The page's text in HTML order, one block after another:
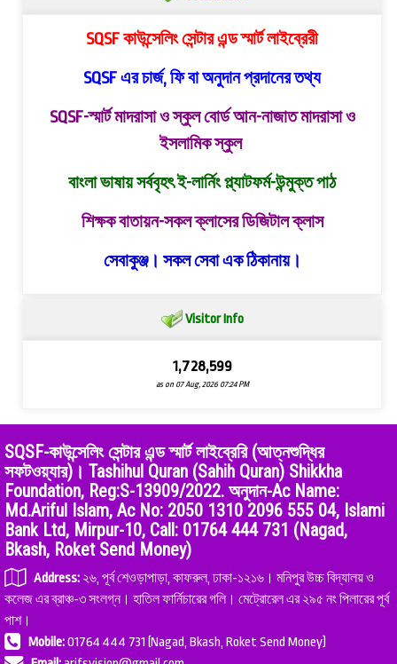
SQSF কাউন্সেলিং সেন্টার এন্ড স্মার্ট লাইব্রেরী
SQSF এর চার্জ, ফি বা অনুদান প্রদানের তথ্য
SQSF-স্মার্ট মাদরাসা ও স্কুল বোর্ড আন-নাজাত মাদরাসা ও
ইসলামিক স্কুল
বাংলা ভাষায় সর্ববৃহৎ ই-লার্নিং প্ল্যাটফর্ম-উন্মুক্ত পাঠ
শিক্ষক বাতায়ন-সকল ক্লাসের ডিজিটাল ক্লাস
সেবাকুঞ্জ। সকল সেবা এক ঠিকানায়।
Visitor Info
1,728,599
as on 07 Aug, 2026 07:24 PM
SQSF-কাউন্সেলিং সেন্টার এন্ড স্মার্ট লাইব্রেরি (আত্নশুদ্ধির
সফটওয়্যার)। Tashihul Quran (Sahih Quran) Shikkha
Foundation, Reg:S-13909/2022. অনুদান-Ac Name:
Md.Ariful Islam, Ac No: 2050 1310 2096 555 04, Islami
Bank Ltd, Mirpur-10, Call: 01764 444 731 (Nagad,
Bkash, Roket Send Money)
Address: ২৬, পূর্ব শেওড়াপাড়া, কাফরুল, ঢাকা-১২১৬। মনিপুর উচ্চ বিদ্যালয় ও
কলেজ এর ব্রাঞ্চ-৩ সংলগ্ন। হাতিল ফার্নিচারের গলি। মেট্রোরেল এর ২৯৫ নং পিলারের পূর্ব
পাশ।
Mobile:01764 444 731 (Nagad, Bkash, Roket Send Money)